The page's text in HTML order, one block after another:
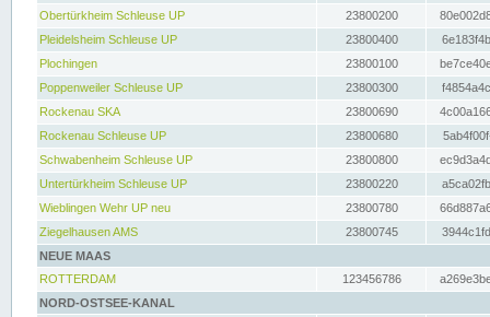
Obertürkheim Schleuse UP
23800200
Pleidelsheim Schleuse UP
23800400
Plochingen
23800100
Poppenweiler Schleuse UP
23800300
Rockenau SKA
23800690
Rockenau Schleuse UP
23800680
Schwabenheim Schleuse UP
23800800
Untertürkheim Schleuse UP
23800220
Wieblingen Wehr UP neu
23800780
Ziegelhausen AMS
23800745
NEUE MAAS
ROTTERDAM
123456786
NORD-OSTSEE-KANAL